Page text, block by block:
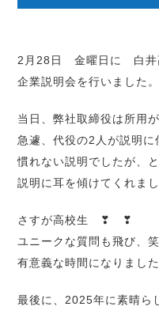
2月28日 金曜日に 白井
企業説明会を行いました。
当日、弊社取締役は所用
急遽、代役の2人が説明に
慣れない説明でしたが、
説明に耳を傾けてくれまし
さすが高校生 ❣ ❣
ユニークな質問も飛び、
有意義な時間になりました
最後に、2025年に素晴ら